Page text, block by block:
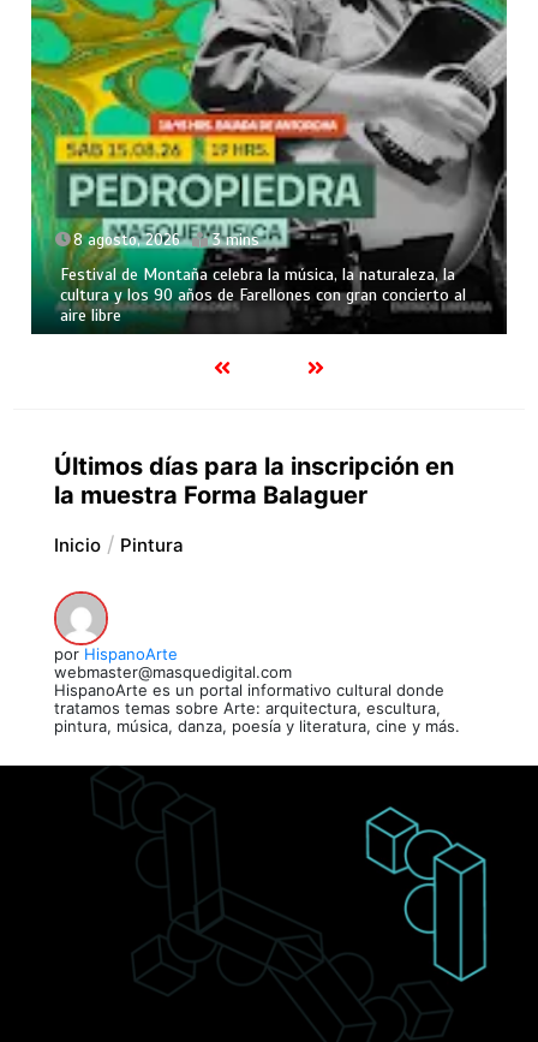
8 agosto, 2026 3 mins
Festival de Montaña celebra la música, la naturaleza, la
cultura y los 90 años de Farellones con gran concierto al
aire libre
Últimos días para la inscripción en
la muestra Forma Balaguer
Inicio Pintura
por HispanoArte
webmaster@masquedigital.com
HispanoArte es un portal informativo cultural donde
tratamos temas sobre Arte: arquitectura, escultura,
pintura, música, danza, poesía y literatura, cine y más.